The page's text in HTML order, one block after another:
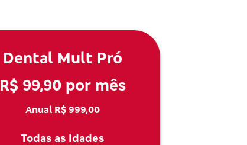
Dental Mult Pró
R$ 99,90 por mês
Anual R$ 999,00
Todas as Idades